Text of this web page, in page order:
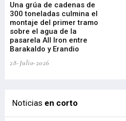
Una grúa de cadenas de
300 toneladas culmina el
montaje del primer tramo
sobre el agua de la
pasarela All Iron entre
Barakaldo y Erandio
28-Julio-2026
Noticias en corto